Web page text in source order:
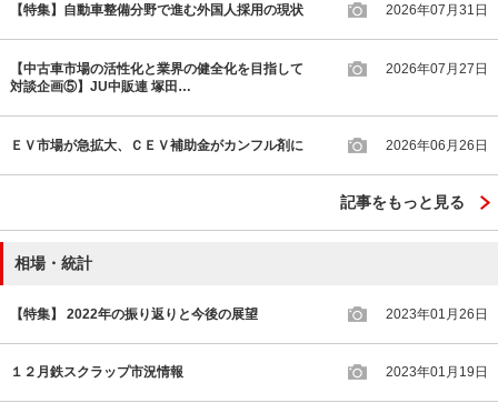
【特集】自動車整備分野で進む外国人採用の現状 2026年07月31日
【中古車市場の活性化と業界の健全化を目指して
対談企画⑤】JU中販連 塚田…
2026年07月27日
ＥＶ市場が急拡大、ＣＥＶ補助金がカンフル剤に 2026年06月26日
記事をもっと見る
相場・統計
【特集】 2022年の振り返りと今後の展望 2023年01月26日
１２月鉄スクラップ市況情報 2023年01月19日